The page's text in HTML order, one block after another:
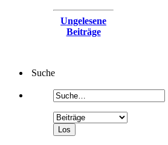
Ungelesene
Beiträge
Suche